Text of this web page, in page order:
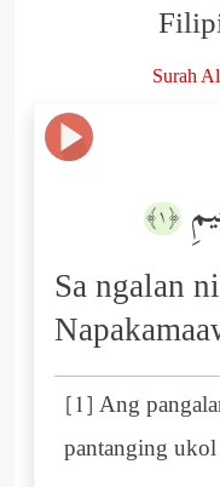
Surah
﴿١﴾
Sa ngalan
[1] Ang
pantanging